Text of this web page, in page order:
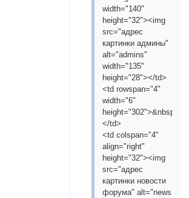
width="140"
height="32"><img
src="адрес
картинки админы"
alt="admins"
width="135"
height="28"></td>
<td rowspan="4"
width="6"
height="302">&nbsp;
</td>
<td colspan="4"
align="right"
height="32"><img
src="адрес
картинки новости
форума" alt="news